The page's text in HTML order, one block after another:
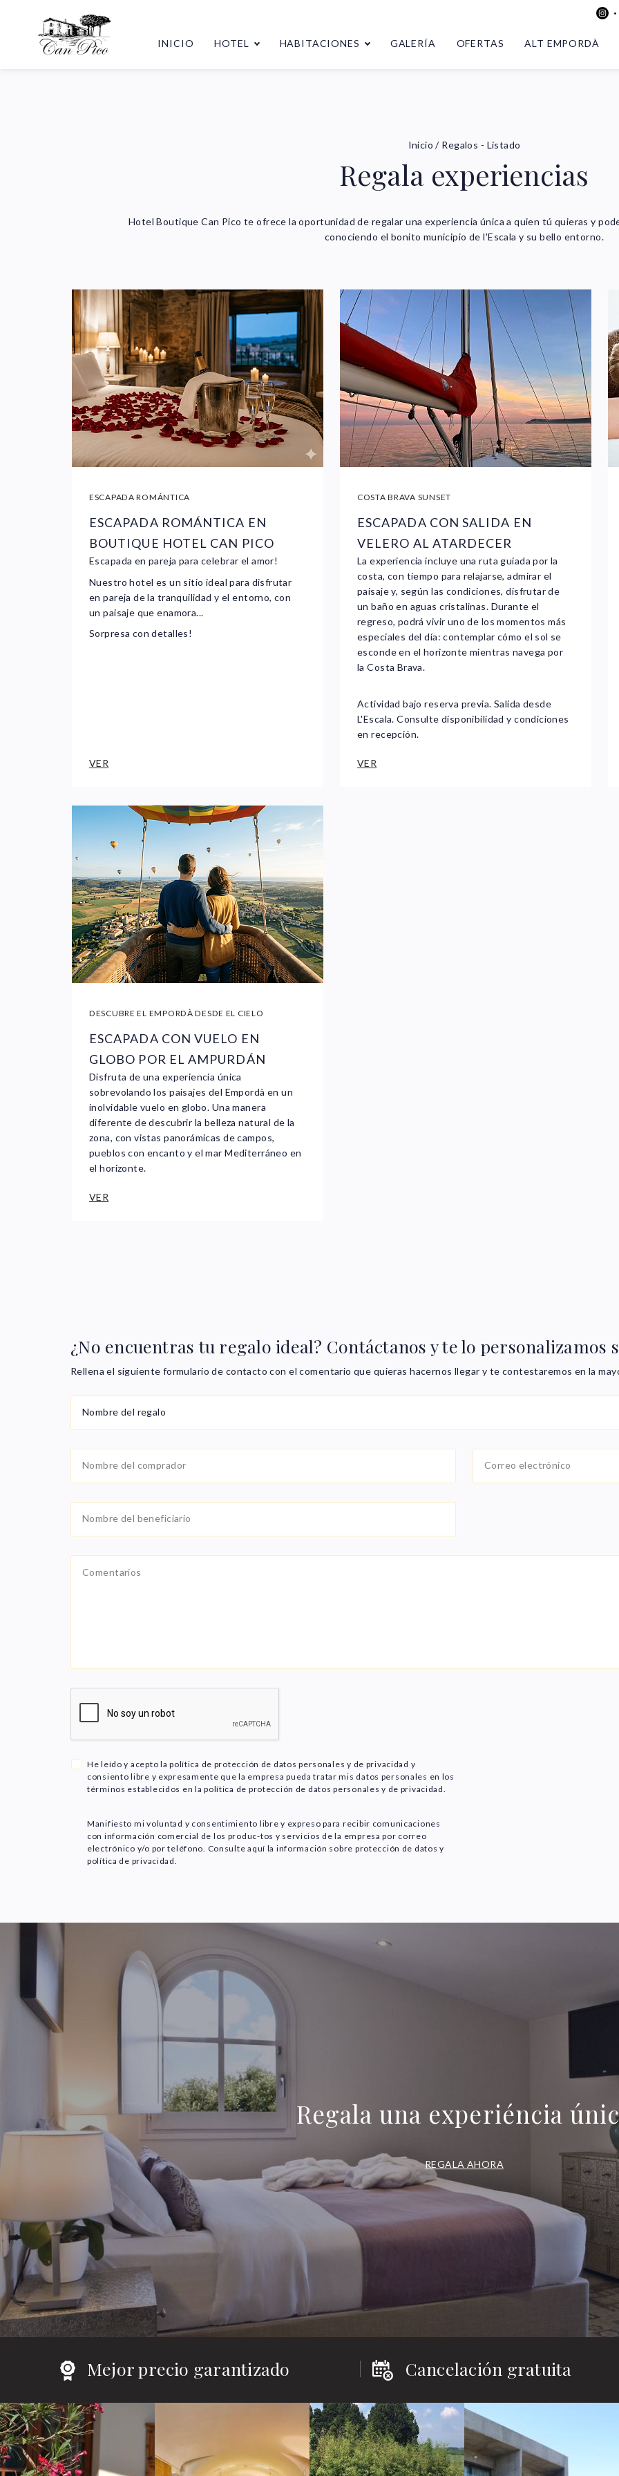
INICIO HOTEL HABITACIONES GALERÍA OFERTAS ALT EMPORDÀ
Inicio / Regalos - Listado
Regala experiencias
Hotel Boutique Can Pico te ofrece la oportunidad de regalar una experiencia única a quien tú quieras y
conociendo el bonito municipio de l'Escala y su bello entorno.
ESCAPADA ROMÁNTICA
ESCAPADA ROMÁNTICA EN
BOUTIQUE HOTEL CAN PICO
Escapada en pareja para celebrar el amor!
Nuestro hotel es un sitio ideal para disfrutar
en pareja de la tranquilidad y el entorno, con
un paisaje que enamora...
Sorpresa con detalles!
VER
COSTA BRAVA SUNSET
ESCAPADA CON SALIDA EN
VELERO AL ATARDECER
La experiencia incluye una ruta guiada por la
costa, con tiempo para relajarse, admirar el
paisaje y, según las condiciones, disfrutar de
un baño en aguas cristalinas. Durante el
regreso, podrá vivir uno de los momentos más
especiales del día: contemplar cómo el sol se
esconde en el horizonte mientras navega por
la Costa Brava.
Actividad bajo reserva previa. Salida desde
L'Escala. Consulte disponibilidad y condiciones
en recepción.
VER
DESCUBRE EL EMPORDÀ DESDE EL CIELO
ESCAPADA CON VUELO EN
GLOBO POR EL AMPURDÁN
Disfruta de una experiencia única
sobrevolando los paisajes del Empordà en un
inolvidable vuelo en globo. Una manera
diferente de descubrir la belleza natural de la
zona, con vistas panorámicas de campos,
pueblos con encanto y el mar Mediterráneo en
el horizonte.
VER
¿No encuentras tu regalo ideal? Contáctanos y te lo personalizamos
Rellena el siguiente formulario de contacto con el comentario que quieras hacernos llegar y te contestaremos en la
He leído y acepto la política de protección de datos personales y de privacidad y
consiento libre y expresamente que la empresa pueda tratar mis datos personales en los
términos establecidos en la política de protección de datos personales y de privacidad.
Manifiesto mi voluntad y consentimiento libre y expreso para recibir comunicaciones
con información comercial de los produc-tos y servicios de la empresa por correo
electrónico y/o por teléfono. Consulte aquí la información sobre protección de datos y
política de privacidad.
Regala una experiéncia
REGALA AHORA
Mejor precio garantizado Cancelación gratuita